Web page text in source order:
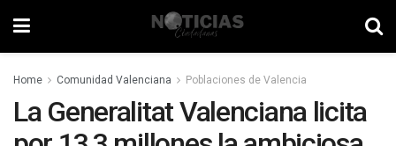
Home Comunidad Valenciana Poblaciones de Valencia
La Generalitat Valenciana licita